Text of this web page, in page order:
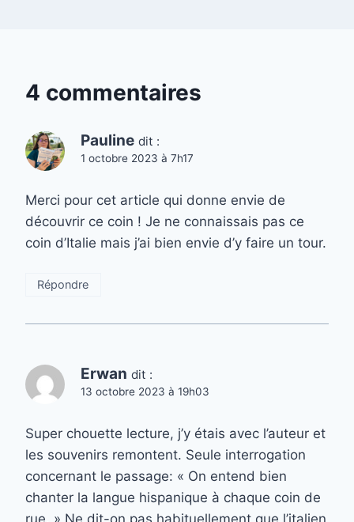
4 commentaires
Pauline dit :
1 octobre 2023 à 7h17
Merci pour cet article qui donne envie de
découvrir ce coin ! Je ne connaissais pas ce
coin d’Italie mais j’ai bien envie d’y faire un tour.
Répondre
Erwan dit :
13 octobre 2023 à 19h03
Super chouette lecture, j’y étais avec l’auteur et
les souvenirs remontent. Seule interrogation
concernant le passage: « On entend bien
chanter la langue hispanique à chaque coin de